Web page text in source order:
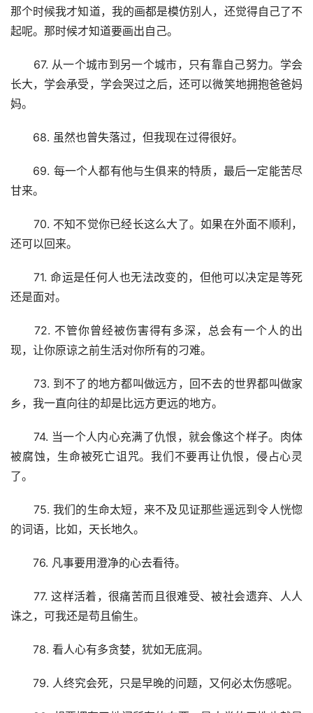
那个时候我才知道，我的画都是模仿别人，还觉得自己了不
起呢。那时候才知道要画出自己。
67. 从一个城市到另一个城市，只有靠自己努力。学会
长大，学会承受，学会哭过之后，还可以微笑地拥抱爸爸妈
妈。
68. 虽然也曾失落过，但我现在过得很好。
69. 每一个人都有他与生俱来的特质，最后一定能苦尽
甘来。
70. 不知不觉你已经长这么大了。如果在外面不顺利，
还可以回来。
71. 命运是任何人也无法改变的，但他可以决定是等死
还是面对。
72. 不管你曾经被伤害得有多深，总会有一个人的出
现，让你原谅之前生活对你所有的刁难。
73. 到不了的地方都叫做远方，回不去的世界都叫做家
乡，我一直向往的却是比远方更远的地方。
74. 当一个人内心充满了仇恨，就会像这个样子。肉体
被腐蚀，生命被死亡诅咒。我们不要再让仇恨，侵占心灵
了。
75. 我们的生命太短，来不及见证那些遥远到令人恍惚
的词语，比如，天长地久。
76. 凡事要用澄净的心去看待。
77. 这样活着，很痛苦而且很难受、被社会遗弃、人人
诛之，可我还是苟且偷生。
78. 看人心有多贪婪，犹如无底洞。
79. 人终究会死，只是早晚的问题，又何必太伤感呢。